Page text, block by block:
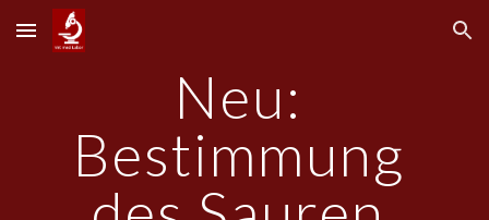
Skip to main content Skip to navigation
Neu:
Bestimmung